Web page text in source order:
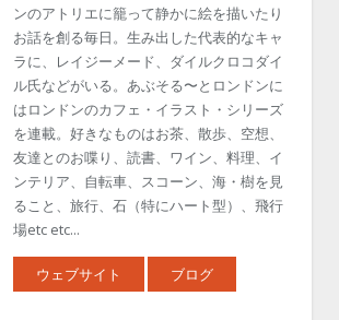
ンのアトリエに籠って静かに絵を描いたり
お話を創る毎日。生み出した代表的なキャ
ラに、レイジーメード、ダイルクロコダイ
ル氏などがいる。あぶそる〜とロンドンに
はロンドンのカフェ・イラスト・シリーズ
を連載。好きなものはお茶、散歩、空想、
友達とのお喋り、読書、ワイン、料理、イ
ンテリア、自転車、スコーン、海・樹を見
ること、旅行、石（特にハート型）、飛行
場etc etc...
ウェブサイト ブログ